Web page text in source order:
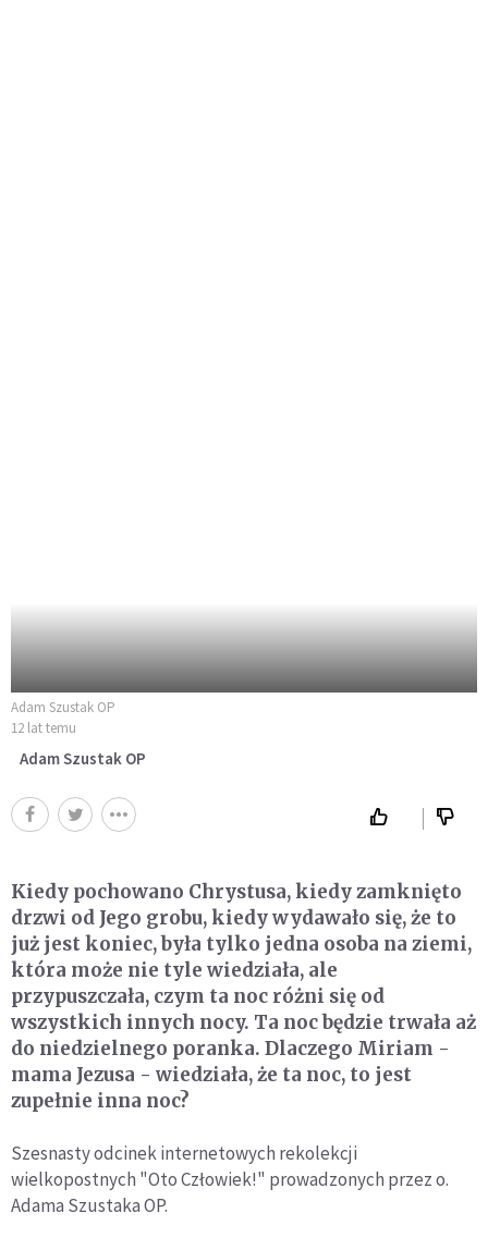
Adam Szustak OP
12 lat temu
Adam Szustak OP
Kiedy pochowano Chrystusa, kiedy zamknięto
drzwi od Jego grobu, kiedy wydawało się, że to
już jest koniec, była tylko jedna osoba na ziemi,
która może nie tyle wiedziała, ale
przypuszczała, czym ta noc różni się od
wszystkich innych nocy. Ta noc będzie trwała aż
do niedzielnego poranka. Dlaczego Miriam -
mama Jezusa - wiedziała, że ta noc, to jest
zupełnie inna noc?
Szesnasty odcinek internetowych rekolekcji
wielkopostnych "Oto Człowiek!" prowadzonych przez o.
Adama Szustaka OP.